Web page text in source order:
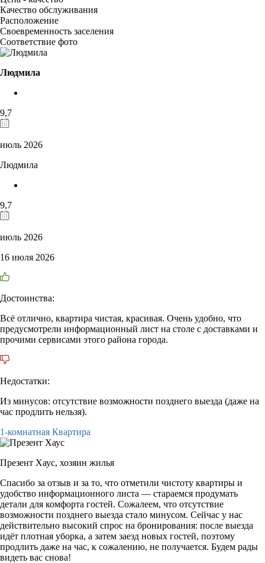
Качество обслуживания
Расположение
Своевременность заселения
Соответствие фото
Людмила
9,7
июль 2026
Людмила
9,7
июль 2026
16 июля 2026
Достоинства:
Всё отлично, квартира чистая, красивая. Очень удобно, что
предусмотрели информационный лист на столе с доставками и
прочими сервисами этого района города.
Недостатки:
Из минусов: отсутствие возможности позднего выезда (даже на
час продлить нельзя).
1-комнатная Квартира
Презент Хаус, хозяин жилья
Спасибо за отзыв и за то, что отметили чистоту квартиры и
удобство информационного листа — стараемся продумать
детали для комфорта гостей. Сожалеем, что отсутствие
возможности позднего выезда стало минусом. Сейчас у нас
действительно высокий спрос на бронирования: после выезда
идёт плотная уборка, а затем заезд новых гостей, поэтому
продлить даже на час, к сожалению, не получается. Будем рады
видеть вас снова!